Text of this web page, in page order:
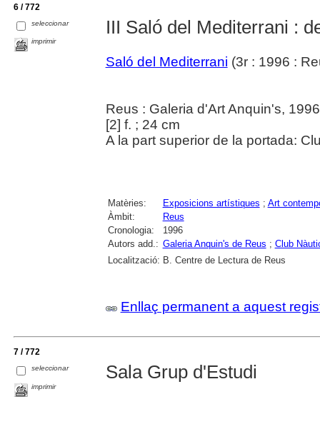
6 / 772
seleccionar
imprimir
III Saló del Mediterrani :
Saló del Mediterrani (3r : 1996 :
Reus : Galeria d'Art Anquin's, 1996
[2] f. ; 24 cm
A la part superior de la portada:
Matèries: Exposicions artístiques ; Art
Àmbit:
Reus
Cronologia:
1996
Autors add.: Galeria Anquin's de Reus ; Club
Localització: B. Centre de Lectura de Reus
Enllaç permanent a aquest
7 / 772
seleccionar
imprimir
Sala Grup d'Estudi